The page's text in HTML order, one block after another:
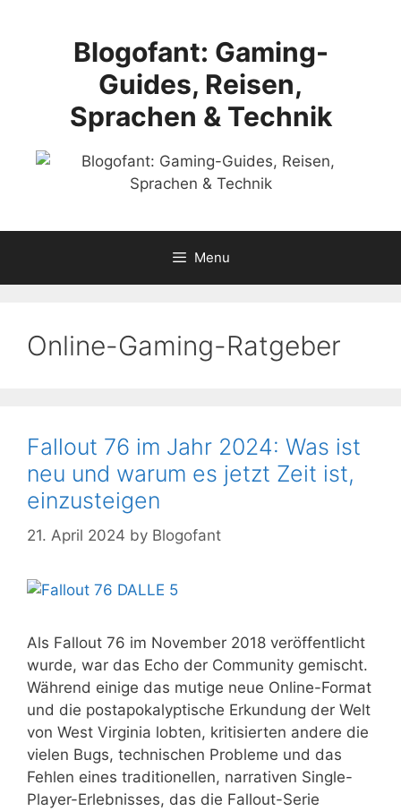
Blogofant: Gaming-
Guides, Reisen,
Sprachen & Technik
Menu
Online-Gaming-Ratgeber
Fallout 76 im Jahr 2024: Was ist
neu und warum es jetzt Zeit ist,
einzusteigen
21. April 2024 by Blogofant
Als Fallout 76 im November 2018 veröffentlicht
wurde, war das Echo der Community gemischt.
Während einige das mutige neue Online-Format
und die postapokalyptische Erkundung der Welt
von West Virginia lobten, kritisierten andere die
vielen Bugs, technischen Probleme und das
Fehlen eines traditionellen, narrativen Single-
Player-Erlebnisses, das die Fallout-Serie